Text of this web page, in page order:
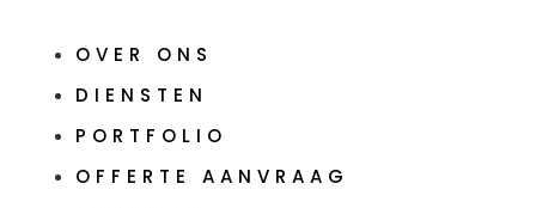
OVER ONS
DIENSTEN
PORTFOLIO
OFFERTE AANVRAAG